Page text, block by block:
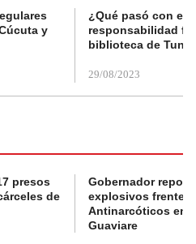
y
¿Qué pasó con el
responsabilidad
biblioteca de
29/08/2023
presos
de
Gobernador
explosivos frente a
Antinarcóticos en
Guaviare